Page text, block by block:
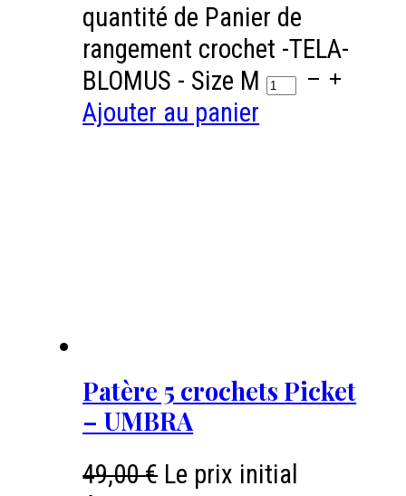
quantité de Panier de
rangement crochet -TELA-
BLOMUS - Size M
Ajouter au panier
Patère 5 crochets Picket
– UMBRA
49,00€ Le prix initial